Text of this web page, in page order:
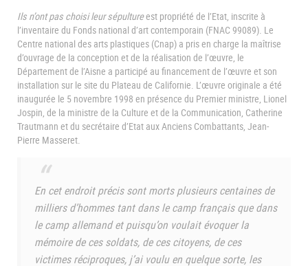
Ils n’ont pas choisi leur sépultureest propriété de l’Etat, inscrite à
l’inventaire du Fonds national d’art contemporain (FNAC 99089). Le
Centre national des arts plastiques (Cnap) a pris en charge la maîtrise
d’ouvrage de la conception et de la réalisation de l’œuvre, le
Département de l’Aisne a participé au financement de l’œuvre et son
installation sur le site du Plateau de Californie. L’œuvre originale a été
inaugurée le 5 novembre 1998 en présence du Premier ministre, Lionel
Jospin, de la ministre de la Culture et de la Communication, Catherine
Trautmann et du secrétaire d’Etat aux Anciens Combattants, Jean-
Pierre Masseret.
En cet endroit précis sont morts plusieurs centaines de
milliers d’hommes tant dans le camp français que dans
le camp allemand et puisqu’on voulait évoquer la
mémoire de ces soldats, de ces citoyens, de ces
victimes réciproques, j’ai voulu en quelque sorte, les